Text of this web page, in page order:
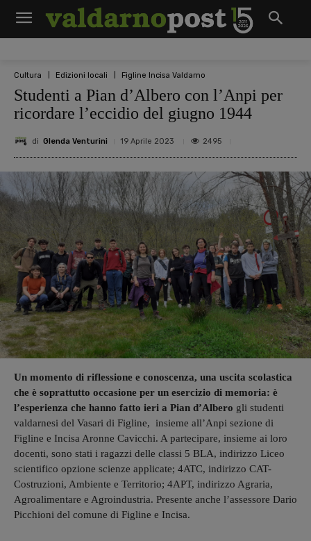
Cultura Edizioni locali Figline Incisa Valdarno
Studenti a Pian d’Albero con l’Anpi per
ricordare l’eccidio del giugno 1944
di Glenda Venturini 19 Aprile 2023 2495
Un momento di riflessione e conoscenza, una uscita scolastica
che è soprattutto occasione per un esercizio di memoria: è
l’esperienza che hanno fatto ieri a Pian d’Albero gli studenti
valdarnesi del Vasari di Figline, insieme all’Anpi sezione di
Figline e Incisa Aronne Cavicchi. A partecipare, insieme ai loro
docenti, sono stati i ragazzi delle classi 5 BLA, indirizzo Liceo
scientifico opzione scienze applicate; 4ATC, indirizzo CAT-
Costruzioni, Ambiente e Territorio; 4APT, indirizzo Agraria,
Agroalimentare e Agroindustria. Presente anche l’assessore Dario
Picchioni del comune di Figline e Incisa.